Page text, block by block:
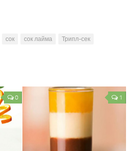
сок сок лайма Трипл-сек
0 1